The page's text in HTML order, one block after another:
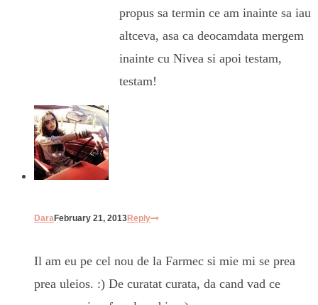
propus sa termin ce am inainte sa iau
altceva, asa ca deocamdata mergem
inainte cu Nivea si apoi testam,
testam!
DaraFebruary 21, 2013Reply
Il am eu pe cel nou de la Farmec si mie mi se prea
prea uleios. :) De curatat curata, da cand vad ce